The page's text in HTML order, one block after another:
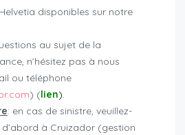
disponibles sur notre
au sujet de la
n’hésitez pas à nous
ou téléphone
) (lien).
: en cas de sinistre, veuillez-
à Cruizador (gestion